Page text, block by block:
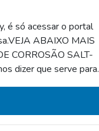
é só acessar o portal
ABAIXO MAIS
CORROSÃO SALT-
dizer que serve para
à corrosão.Esse